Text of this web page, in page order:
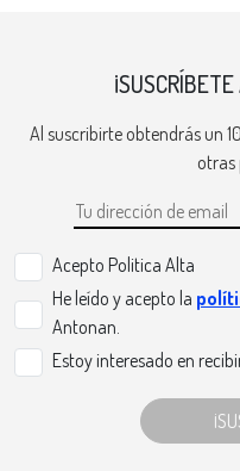
Al suscribirte obtendrás un
otras
Acepto Politica Alta
He leído y acepto la
Antonan.
Estoy interesado en